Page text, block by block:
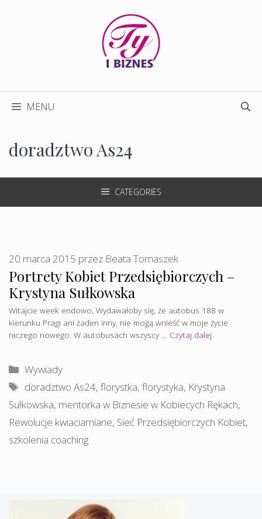
MENU
doradztwo As24
CATEGORIES
Portrety Kobiet Przedsiębiorczych –
Krystyna Sułkowska
20 marca 2015 przez Beata Tomaszek
Witajcie week endowo, Wydawałoby się, że autobus 188 w
kierunku Pragi ani żaden inny, nie mogą wnieść w moje życie
niczego nowego. W autobusach wszyscy … Czytaj dalej
Kategorie
Wywiady
Tagi
doradztwo As24,florystka,florystyka, Krystyna
Sułkowska, mentorka w Biznesie w Kobiecych Rękach,
Rewolucje kwiaciarniane, Sieć Przedsiębiorczych Kobiet,
szkolenia coaching